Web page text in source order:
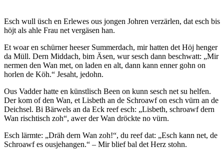
Esch wull üsch en Erlewes ous jongen Johren verzärlen, dat esch bis
höjt als ahle Frau net vergäsen han.
Et woar en schürner heeser Summerdach, mir hatten det Höj henger
da Müll. Dern Middach, bim Äsen, wur sesch dann beschwatt: „Mir
nermen den Wan met, on laden en alt, dann kann enner gohn on
horlen de Köh.“ Jesaht, jedohn.
Ous Vadder hatte en künstlisch Been on kunn sesch net su helfen.
Der kom of den Wan, et Lisbeth an de Schroawf on esch vürn an de
Deichsel. Bi Bärwels an da Eck reef esch: „Lisbeth, schroawf dern
Wan rischtisch zoh“, awer der Wan dröckte no vürn.
Esch lärmte: „Dräh dern Wan zoh!“, du reef dat: „Esch kann net, de
Schroawf es ousjehangen.“ – Mir blief bal det Herz stohn.